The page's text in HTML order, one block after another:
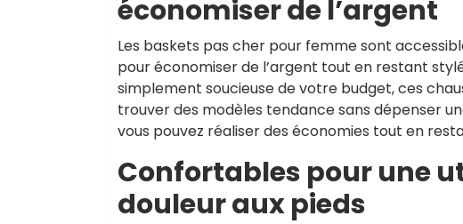
économiser de l’argent
Les baskets pas cher pour femme sont
pour économiser de l’argent tout en restant
simplement soucieuse de votre budget, ces
trouver des modèles tendance sans dépenser
vous pouvez réaliser des économies tout en
Confortables pour une
douleur aux pieds